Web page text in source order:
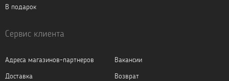
В подарок
Сервис клиента
Адреса магазинов-партнеров
Вакансии
Доставка
Возврат